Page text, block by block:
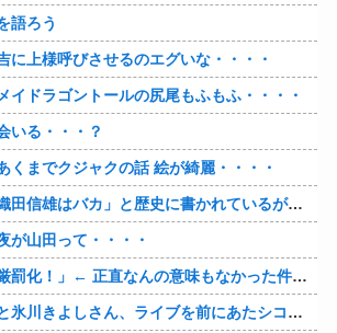
語ろう
に上様呼びさせるのエグいな・・・・
イドラゴントールの尻尾もふもふ・・・・
いる・・・？
くまでクジャクの話 絵が綺麗・・・・
と歴史に書かれているが今まで家が残っているんでバカではないよな？
が山田って・・・・
罰化！」← 正直なんの意味もなかった件www
川きよしさん、ライブを前にあたシコ欲全開www